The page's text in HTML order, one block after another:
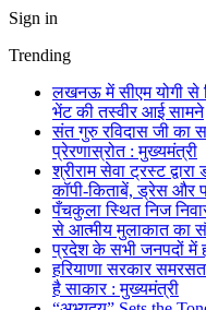
Sign in
Trending
लखनऊ में सीएम योगी से
भेंट की तस्वीर आई सामने
संत गुरु रविदास जी का
प्रेरणास्रोत : मुख्यमंत्री
श्रीराम सेवा ट्रस्ट
कॉपी-किताबें, ड्रेस और
पँचकुला स्थित निज
से आत्मीय मुलाकात का
प्रदेश के सभी जनपदों में
हरियाणा सरकार
है साकार : मुख्यमंत्री